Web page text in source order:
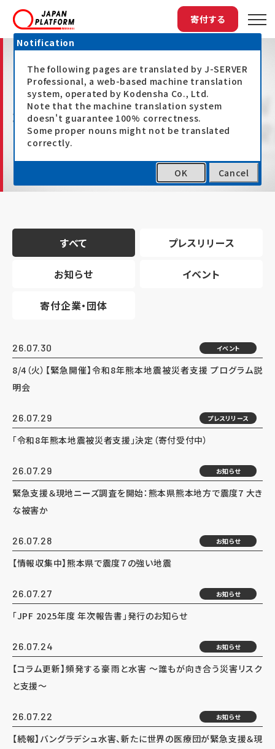
寄付する
最新情報
すべて プレスリリース
お知らせ イベント
寄付企業・団体
26.07.30 イベント
8/4（火）【緊急開催】令和8年熊本地震被災者支援 プログラム説
明会
26.07.29 プレスリリース
「令和8年熊本地震被災者支援」決定（寄付受付中）
26.07.29 お知らせ
緊急支援＆現地ニーズ調査を開始：熊本県熊本地方で震度7 大き
な被害か
26.07.28 お知らせ
【情報収集中】熊本県で震度７の強い地震
26.07.27 お知らせ
「JPF 2025年度 年次報告書」発行のお知らせ
26.07.24 お知らせ
【コラム更新】頻発する豪雨と水害 ～誰もが向き合う災害リスク
と支援～
26.07.22 お知らせ
【続報】バングラデシュ水害、新たに世界の医療団が緊急支援＆現
Notification
The following pages are translated by J-SERVER
Professional, a web-based machine translation
system, operated by Kodensha Co., Ltd.
Note that the machine translation system
doesn't guarantee 100% correctness.
Some proper nouns might not be translated
correctly.
OK Cancel